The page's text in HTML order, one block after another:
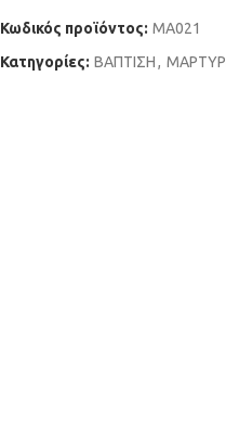
Κωδικός προϊόντος: ΜΑ021
Κατηγορίες: ΒΑΠΤΙΣΗ,